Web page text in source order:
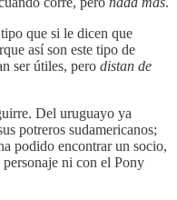
que si le dicen que
así son este tipo de
ser útiles, pero distan de
Del uruguayo ya
potreros sudamericanos;
podido encontrar un socio,
personaje ni con el Pony